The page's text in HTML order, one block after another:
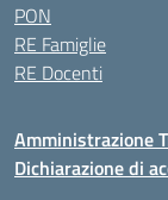
PON
RE Famiglie
RE Docenti
Amministrazione
Dichiarazione di